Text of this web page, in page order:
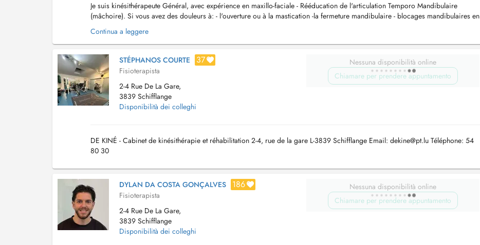
Je suis kinésithérapeute Général, avec expérience en maxillo-faciale - Rééducation de l'articulation Temporo Mandibulaire
(mâchoire). Si vous avez des douleurs à: - l'ouverture ou à la mastication -la fermeture mandibulaire - blocages mandibulaires en
ouverture ou fermeture - douleurs den...
Continua a leggere
STÉPHANOS COURTE 37
Fisioterapista
2-4 Rue De La Gare,
3839 Schifflange
Disponibilità dei colleghi
Nessuna disponibilità online
Chiamare per prendere appuntamento
DE KINÉ - Cabinet de kinésithérapie et réhabilitation 2-4, rue de la gare L-3839 Schifflange Email: dekine@pt.lu Téléphone: 54
80 30
DYLAN DA COSTA GONÇALVES 186
Fisioterapista
2-4 Rue De La Gare,
3839 Schifflange
Disponibilità dei colleghi
Nessuna disponibilità online
Chiamare per prendere appuntamento